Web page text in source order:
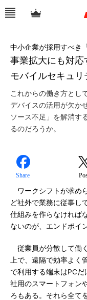
事業拡大にも対
モバイルセキュ
中小企業が採用すべき
これからの働き方とし
デバイスの活用が欠か
ソース不足」を解消す
るのだろうか。
Share
ワークシフトが求め
ど社外で業務に従事し
仕組みを作らなければ
ないのが、エンドポイ
従業員が分散して働
上で、遠隔で効率よく
で利用する端末はPC
社用のスマートフォン
ろもある。それら全て